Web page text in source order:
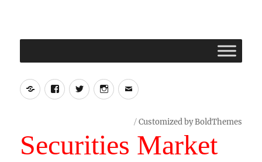
Yelp Facebook
TwitterInstagram
Email
Customized by BoldThemes
Securities Market